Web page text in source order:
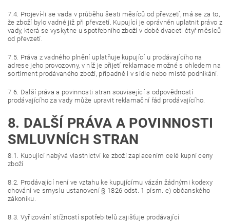
7.4. Projeví-li se vada v průběhu šesti měsíců od převzetí, má se za to,
že zboží bylo vadné již při převzetí. Kupující je oprávněn uplatnit právo z
vady, která se vyskytne u spotřebního zboží v době dvaceti čtyř měsíců
od převzetí.
7.5. Práva z vadného plnění uplatňuje kupující u prodávajícího na
adrese jeho provozovny, v níž je přijetí reklamace možné s ohledem na
sortiment prodávaného zboží, případně i v sídle nebo místě podnikání.
7.6. Další práva a povinnosti stran související s odpovědností
prodávajícího za vady může upravit reklamační řád prodávajícího.
8. DALŠÍ PRÁVA A POVINNOSTI
SMLUVNÍCH STRAN
8.1. Kupující nabývá vlastnictví ke zboží zaplacením celé kupní ceny
zboží
8.2. Prodávající není ve vztahu ke kupujícímu vázán žádnými kodexy
chování ve smyslu ustanovení § 1826 odst. 1 písm. e) občanského
zákoníku.
8.3. Vyřizování stížností spotřebitelů zajišťuje prodávající